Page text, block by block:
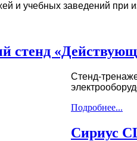
и учебных заведений при
стенд
Стенд-
Подробнее...
Сириус